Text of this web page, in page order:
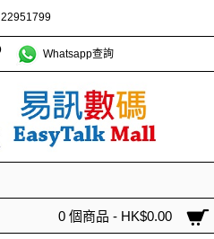
22951799
Whatsapp查詢
0 個商品 - HK$0.00